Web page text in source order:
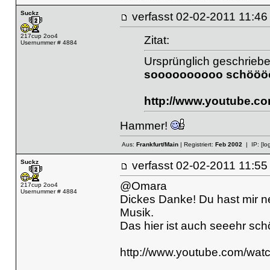
Suckz
217cup 2oo4
Usernummer # 4884
verfasst 02-02-2011
Zitat:
Ursprünglich
soooooooooo
http://
Hammer!
Aus: Frankfurt/Main| Registriert: Feb 2002| IP:
Suckz
217cup 2oo4
Usernummer # 4884
verfasst 02-02-2011
@Omara
Dickes Danke! Du hast mir
Musik.
Das hier ist auch seeehr
http://www.youtube.com/